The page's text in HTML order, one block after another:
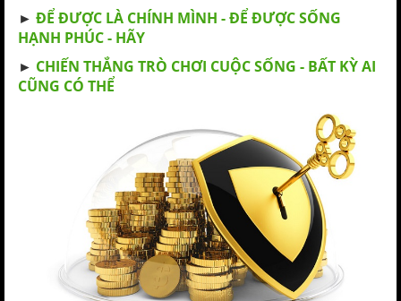
► ĐỂ ĐƯỢC LÀ CHÍNH MÌNH - ĐỂ ĐƯỢC SỐNG
HẠNH PHÚC - HÃY
► CHIẾN THẮNG TRÒ CHƠI CUỘC SỐNG - BẤT KỲ AI
CŨNG CÓ THỂ